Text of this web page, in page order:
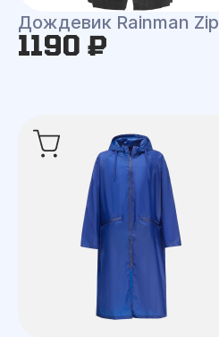
Дождевик Rainman Zip
1190 ₽